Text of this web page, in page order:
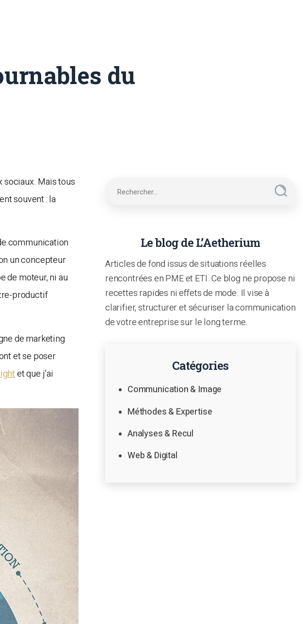
du
sociaux. Mais tous
souvent : la
communication
un concepteur
de moteur, ni au
productif
de marketing
et se poser
et que j’ai
Le blog de L’Aetherium
Articles de fond issus de situations réelles
rencontrées en PME et ETI. Ce blog ne propose ni
recettes rapides ni effets de mode. Il vise à
clarifier, structurer et sécuriser la communication
de votre entreprise sur le long terme.
Catégories
Communication & Image
Méthodes & Expertise
Analyses & Recul
Web & Digital